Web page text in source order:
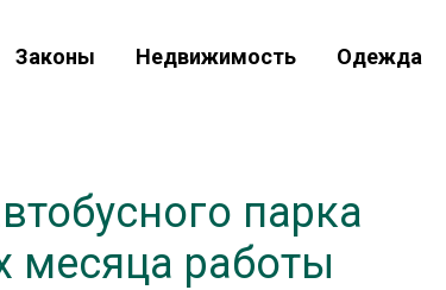
Законы Недвижимость Одежда
парка
месяца работы